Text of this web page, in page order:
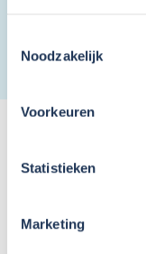
Noodzakelijk
Voorkeuren
Statistieken
Marketing